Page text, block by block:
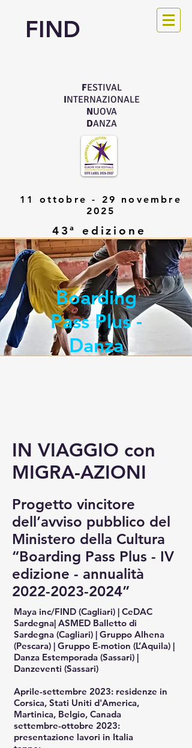
FIND
FESTIVAL
INTERNAZIONALE
NUOVA
DANZA
11 ottobre - 29 novembre
2025
43ª edizione
Boarding
Pass Plus -
Danza
IN VIAGGIO con
MIGRA-AZIONI
Progetto vincitore
dell’avviso pubblico del
Ministero della Cultura
“Boarding Pass Plus - IV
edizione - annualità
2022-2023-2024”
Maya inc/FIND (Cagliari) | CeDAC
Sardegna| ASMED Balletto di
Sardegna (Cagliari) | Gruppo Alhena
(Pescara) | Gruppo E-motion (L’Aquila) |
Danza Estemporada (Sassari) |
Danzeventi (Sassari)
Aprile-settembre 2023: residenze in
Corsica, Stati Uniti d'America,
Martinica, Belgio, Canada
settembre-ottobre 2023:
presentazione lavori in Italia